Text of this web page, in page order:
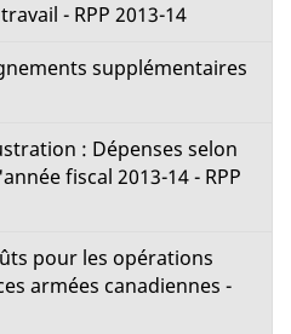
- RPP 2013-14
supplémentaires
: Dépenses selon
fiscal 2013-14 - RPP
pour les opérations
armées canadiennes -